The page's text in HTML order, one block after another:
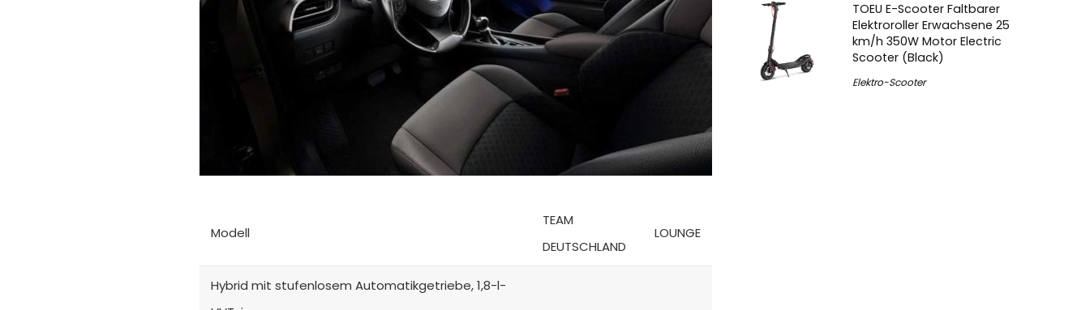
Modell
TEAM
DEUTSCHLAND
LOUNGE
Hybrid mit stufenlosem Automatikgetriebe, 1,8-l-
TOEU E-Scooter Faltbarer
Elektroroller Erwachsene 25
km/h 350W Motor Electric
Scooter (Black)
Elektro-Scooter